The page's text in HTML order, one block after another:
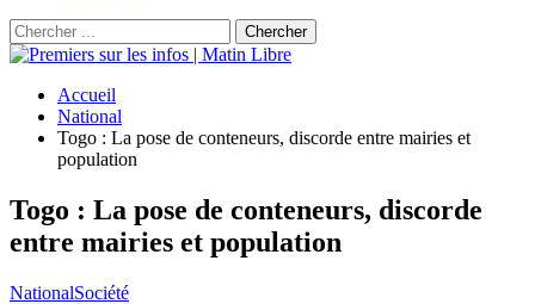
Accueil
National
Togo : La pose de conteneurs, discorde entre mairies et
population
Togo : La pose de conteneurs, discorde
entre mairies et population
NationalSociété